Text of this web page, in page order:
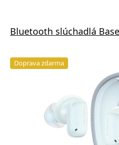
Bluetooth slúchadlá
Doprava zdarma